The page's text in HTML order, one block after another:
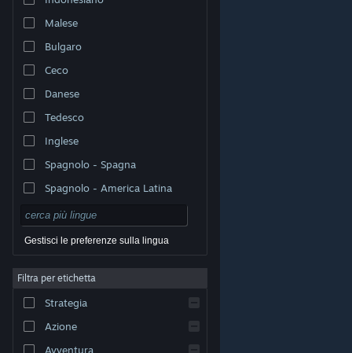
appartengono ai rispettivi proprietari negli Stati Uniti e
legali|
Steam| Rimborsi|
Malese
Bulgaro
Ceco
Danese
Tedesco
Inglese
Spagnolo - Spagna
Spagnolo - America Latina
Gestisci le preferenze sulla lingua
Filtra per etichetta
Strategia
Azione
Avventura